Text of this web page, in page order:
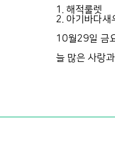
1. 해적룰렛
2. 아기바다새
10월29일 금
늘 많은 사랑